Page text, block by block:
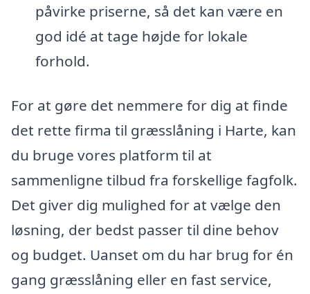
påvirke priserne, så det kan være en
god idé at tage højde for lokale
forhold.
For at gøre det nemmere for dig at finde
det rette firma til græsslåning i Harte, kan
du bruge vores platform til at
sammenligne tilbud fra forskellige fagfolk.
Det giver dig mulighed for at vælge den
løsning, der bedst passer til dine behov
og budget. Uanset om du har brug for én
gang græsslåning eller en fast service,